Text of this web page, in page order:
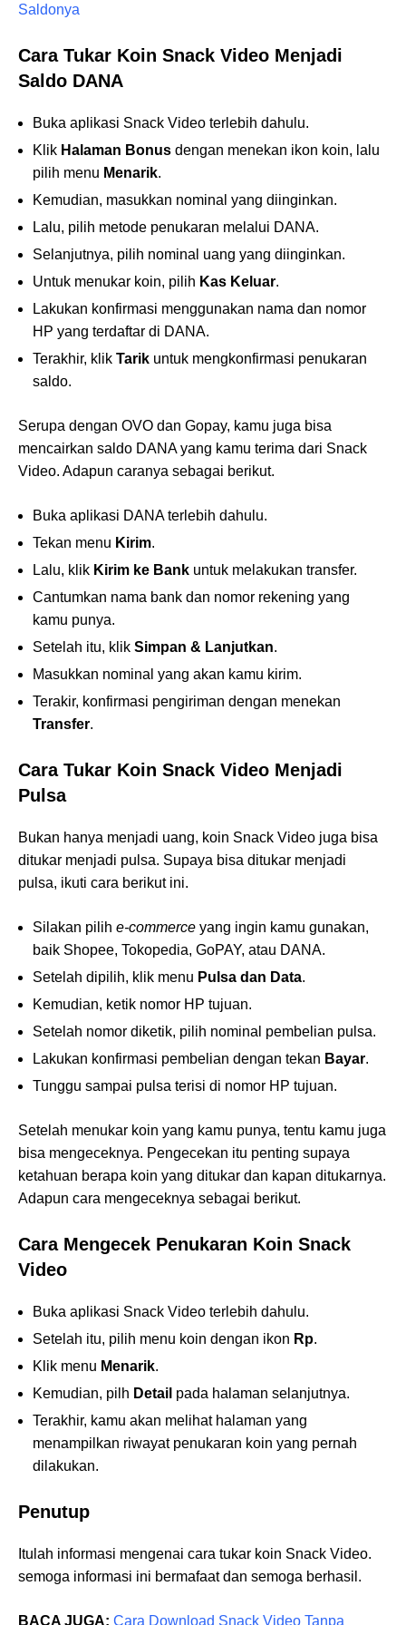
Saldonya
Cara Tukar Koin Snack Video Menjadi
Saldo DANA
Buka aplikasi Snack Video terlebih dahulu.
Klik Halaman Bonus dengan menekan ikon koin, lalu
pilih menu Menarik.
Kemudian, masukkan nominal yang diinginkan.
Lalu, pilih metode penukaran melalui DANA.
Selanjutnya, pilih nominal uang yang diinginkan.
Untuk menukar koin, pilih Kas Keluar.
Lakukan konfirmasi menggunakan nama dan nomor
HP yang terdaftar di DANA.
Terakhir, klik Tarik untuk mengkonfirmasi penukaran
saldo.
Serupa dengan OVO dan Gopay, kamu juga bisa
mencairkan saldo DANA yang kamu terima dari Snack
Video. Adapun caranya sebagai berikut.
Buka aplikasi DANA terlebih dahulu.
Tekan menu Kirim.
Lalu, klik Kirim ke Bank untuk melakukan transfer.
Cantumkan nama bank dan nomor rekening yang
kamu punya.
Setelah itu, klik Simpan & Lanjutkan.
Masukkan nominal yang akan kamu kirim.
Terakir, konfirmasi pengiriman dengan menekan
Transfer.
Cara Tukar Koin Snack Video Menjadi
Pulsa
Bukan hanya menjadi uang, koin Snack Video juga bisa
ditukar menjadi pulsa. Supaya bisa ditukar menjadi
pulsa, ikuti cara berikut ini.
Silakan pilih e-commerce yang ingin kamu gunakan,
baik Shopee, Tokopedia, GoPAY, atau DANA.
Setelah dipilih, klik menu Pulsa dan Data.
Kemudian, ketik nomor HP tujuan.
Setelah nomor diketik, pilih nominal pembelian pulsa.
Lakukan konfirmasi pembelian dengan tekan Bayar.
Tunggu sampai pulsa terisi di nomor HP tujuan.
Setelah menukar koin yang kamu punya, tentu kamu juga
bisa mengeceknya. Pengecekan itu penting supaya
ketahuan berapa koin yang ditukar dan kapan ditukarnya.
Adapun cara mengeceknya sebagai berikut.
Cara Mengecek Penukaran Koin Snack
Video
Buka aplikasi Snack Video terlebih dahulu.
Setelah itu, pilih menu koin dengan ikon Rp.
Klik menu Menarik.
Kemudian, pilh Detail pada halaman selanjutnya.
Terakhir, kamu akan melihat halaman yang
menampilkan riwayat penukaran koin yang pernah
dilakukan.
Penutup
Itulah informasi mengenai cara tukar koin Snack Video.
semoga informasi ini bermafaat dan semoga berhasil.
BACA JUGA: Cara Download Snack Video Tanpa